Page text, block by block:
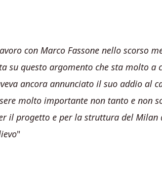
con Marco Fassone nello scorso
su questo argomento che sta molto a
ancora annunciato il suo addio al
molto importante non tanto e non
il progetto e per la struttura del Milan